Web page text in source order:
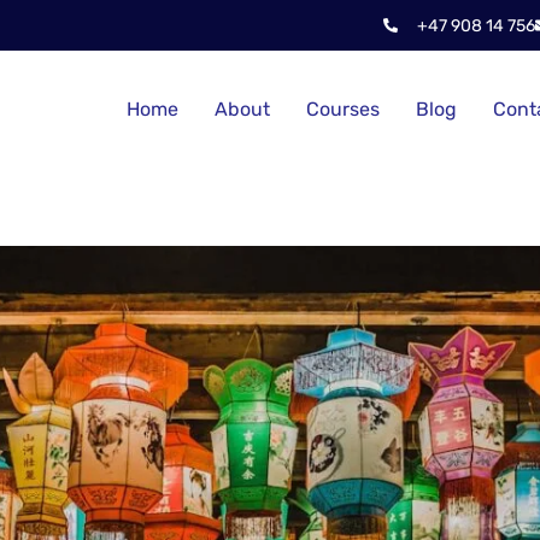
+47 908 14 756
Home About Courses Blog